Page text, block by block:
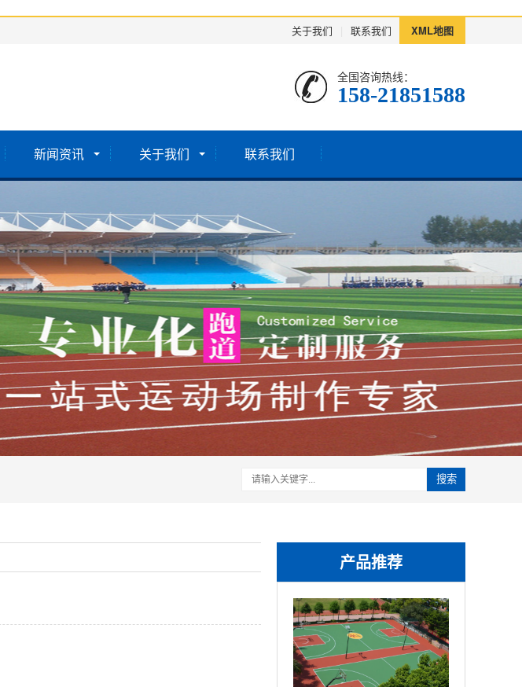
关于我们 联系我们 XML地图
全国咨询热线：
158-21851588
新闻资讯 关于我们 联系我们
搜索
产品推荐